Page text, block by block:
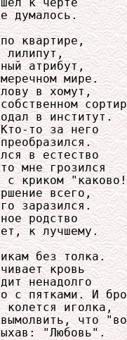
к черте
думалось.
квартире,
лилипут,
атрибут,
мире.
в хомут,
в институт.
то за него
в естество
мне грозился
с криком
всего,
заразился.
родство
к лучшему.
без толка.
кровь
ненадолго
с пятками. И
колется иголка,
что
"Любовь".